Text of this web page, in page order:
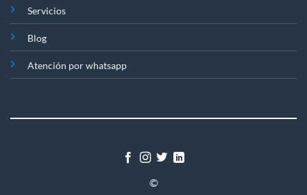
Servicios
Blog
Atención por whatsapp
©